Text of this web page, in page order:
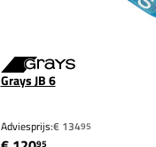
Grays JB 6
Adviesprijs:€ 13495
95